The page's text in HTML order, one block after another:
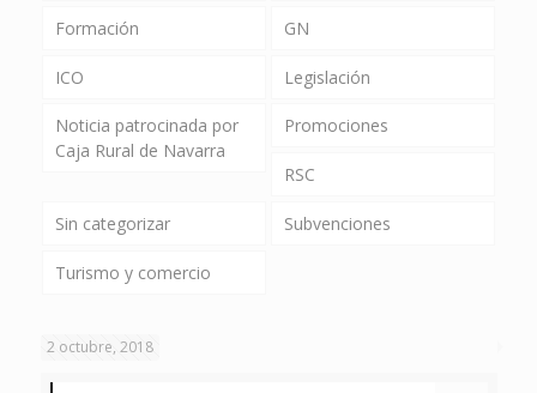
Formación GN
ICO Legislación
Noticia patrocinada por
Caja Rural de Navarra
Promociones
RSC
Sin categorizar Subvenciones
Turismo y comercio
2 octubre, 2018